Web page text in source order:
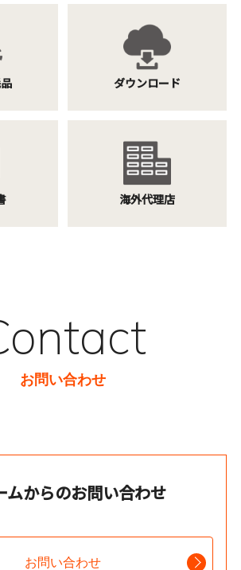
ダウンロード
海外代理店
お問い合わせ
ムからのお問い合わせ
お問い合わせ